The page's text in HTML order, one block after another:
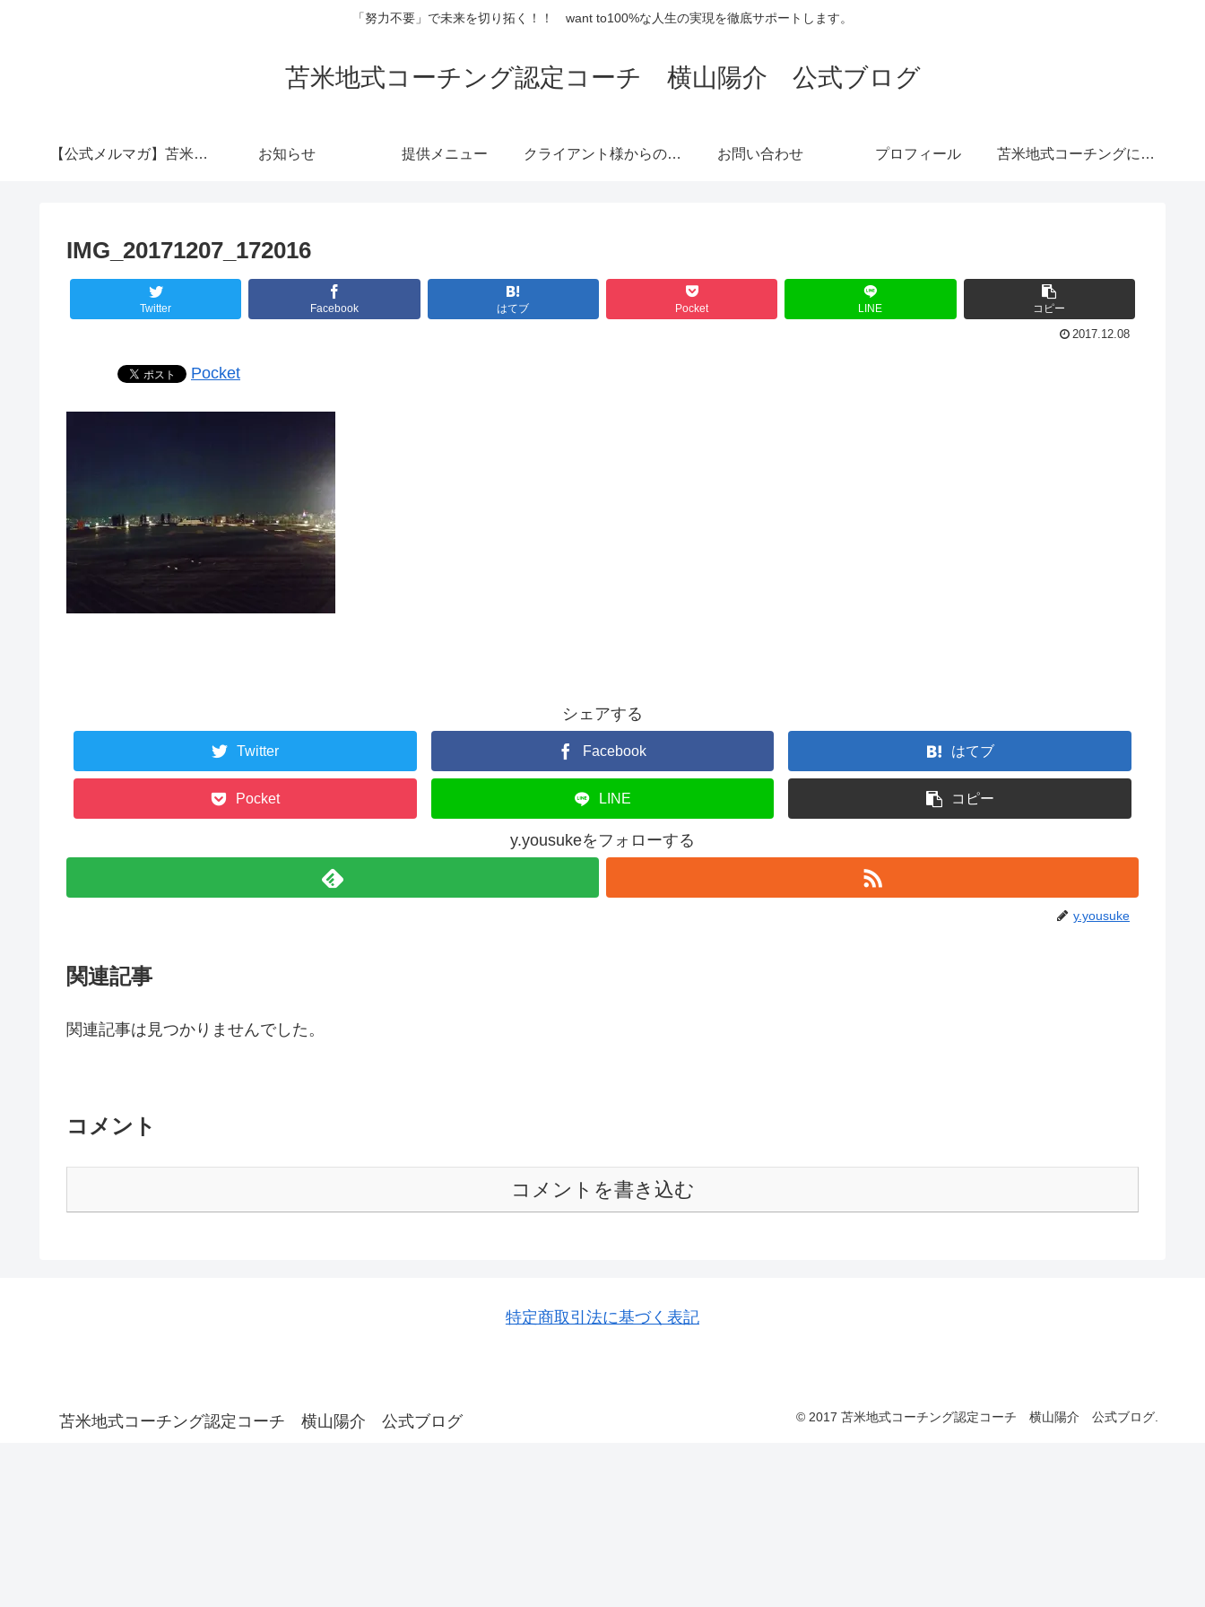
「努力不要」で未来を切り拓く！！ want to100%な人生の実現を徹底サポートします。
苫米地式コーチング認定コーチ 横山陽介 公式ブログ
【公式メルマガ】苫米地
チ 横山陽介
お知らせ 提供メニュー クライアント様からのご お問い合わせ プロフィール 苫米地式コーチングにつ
IMG_20171207_172016
Twitter Facebook はてブ Pocket LINE コピー
2017.12.08
Pocket
シェアする
Twitter Facebook はてブ
Pocket LINE コピー
y.yousukeをフォローする
y.yousuke
関連記事
関連記事は見つかりませんでした。
コメント
コメントを書き込む
特定商取引法に基づく表記
苫米地式コーチング認定コーチ 横山陽介 公式ブログ © 2017 苫米地式コーチング認定コーチ 横山陽介 公式ブログ.